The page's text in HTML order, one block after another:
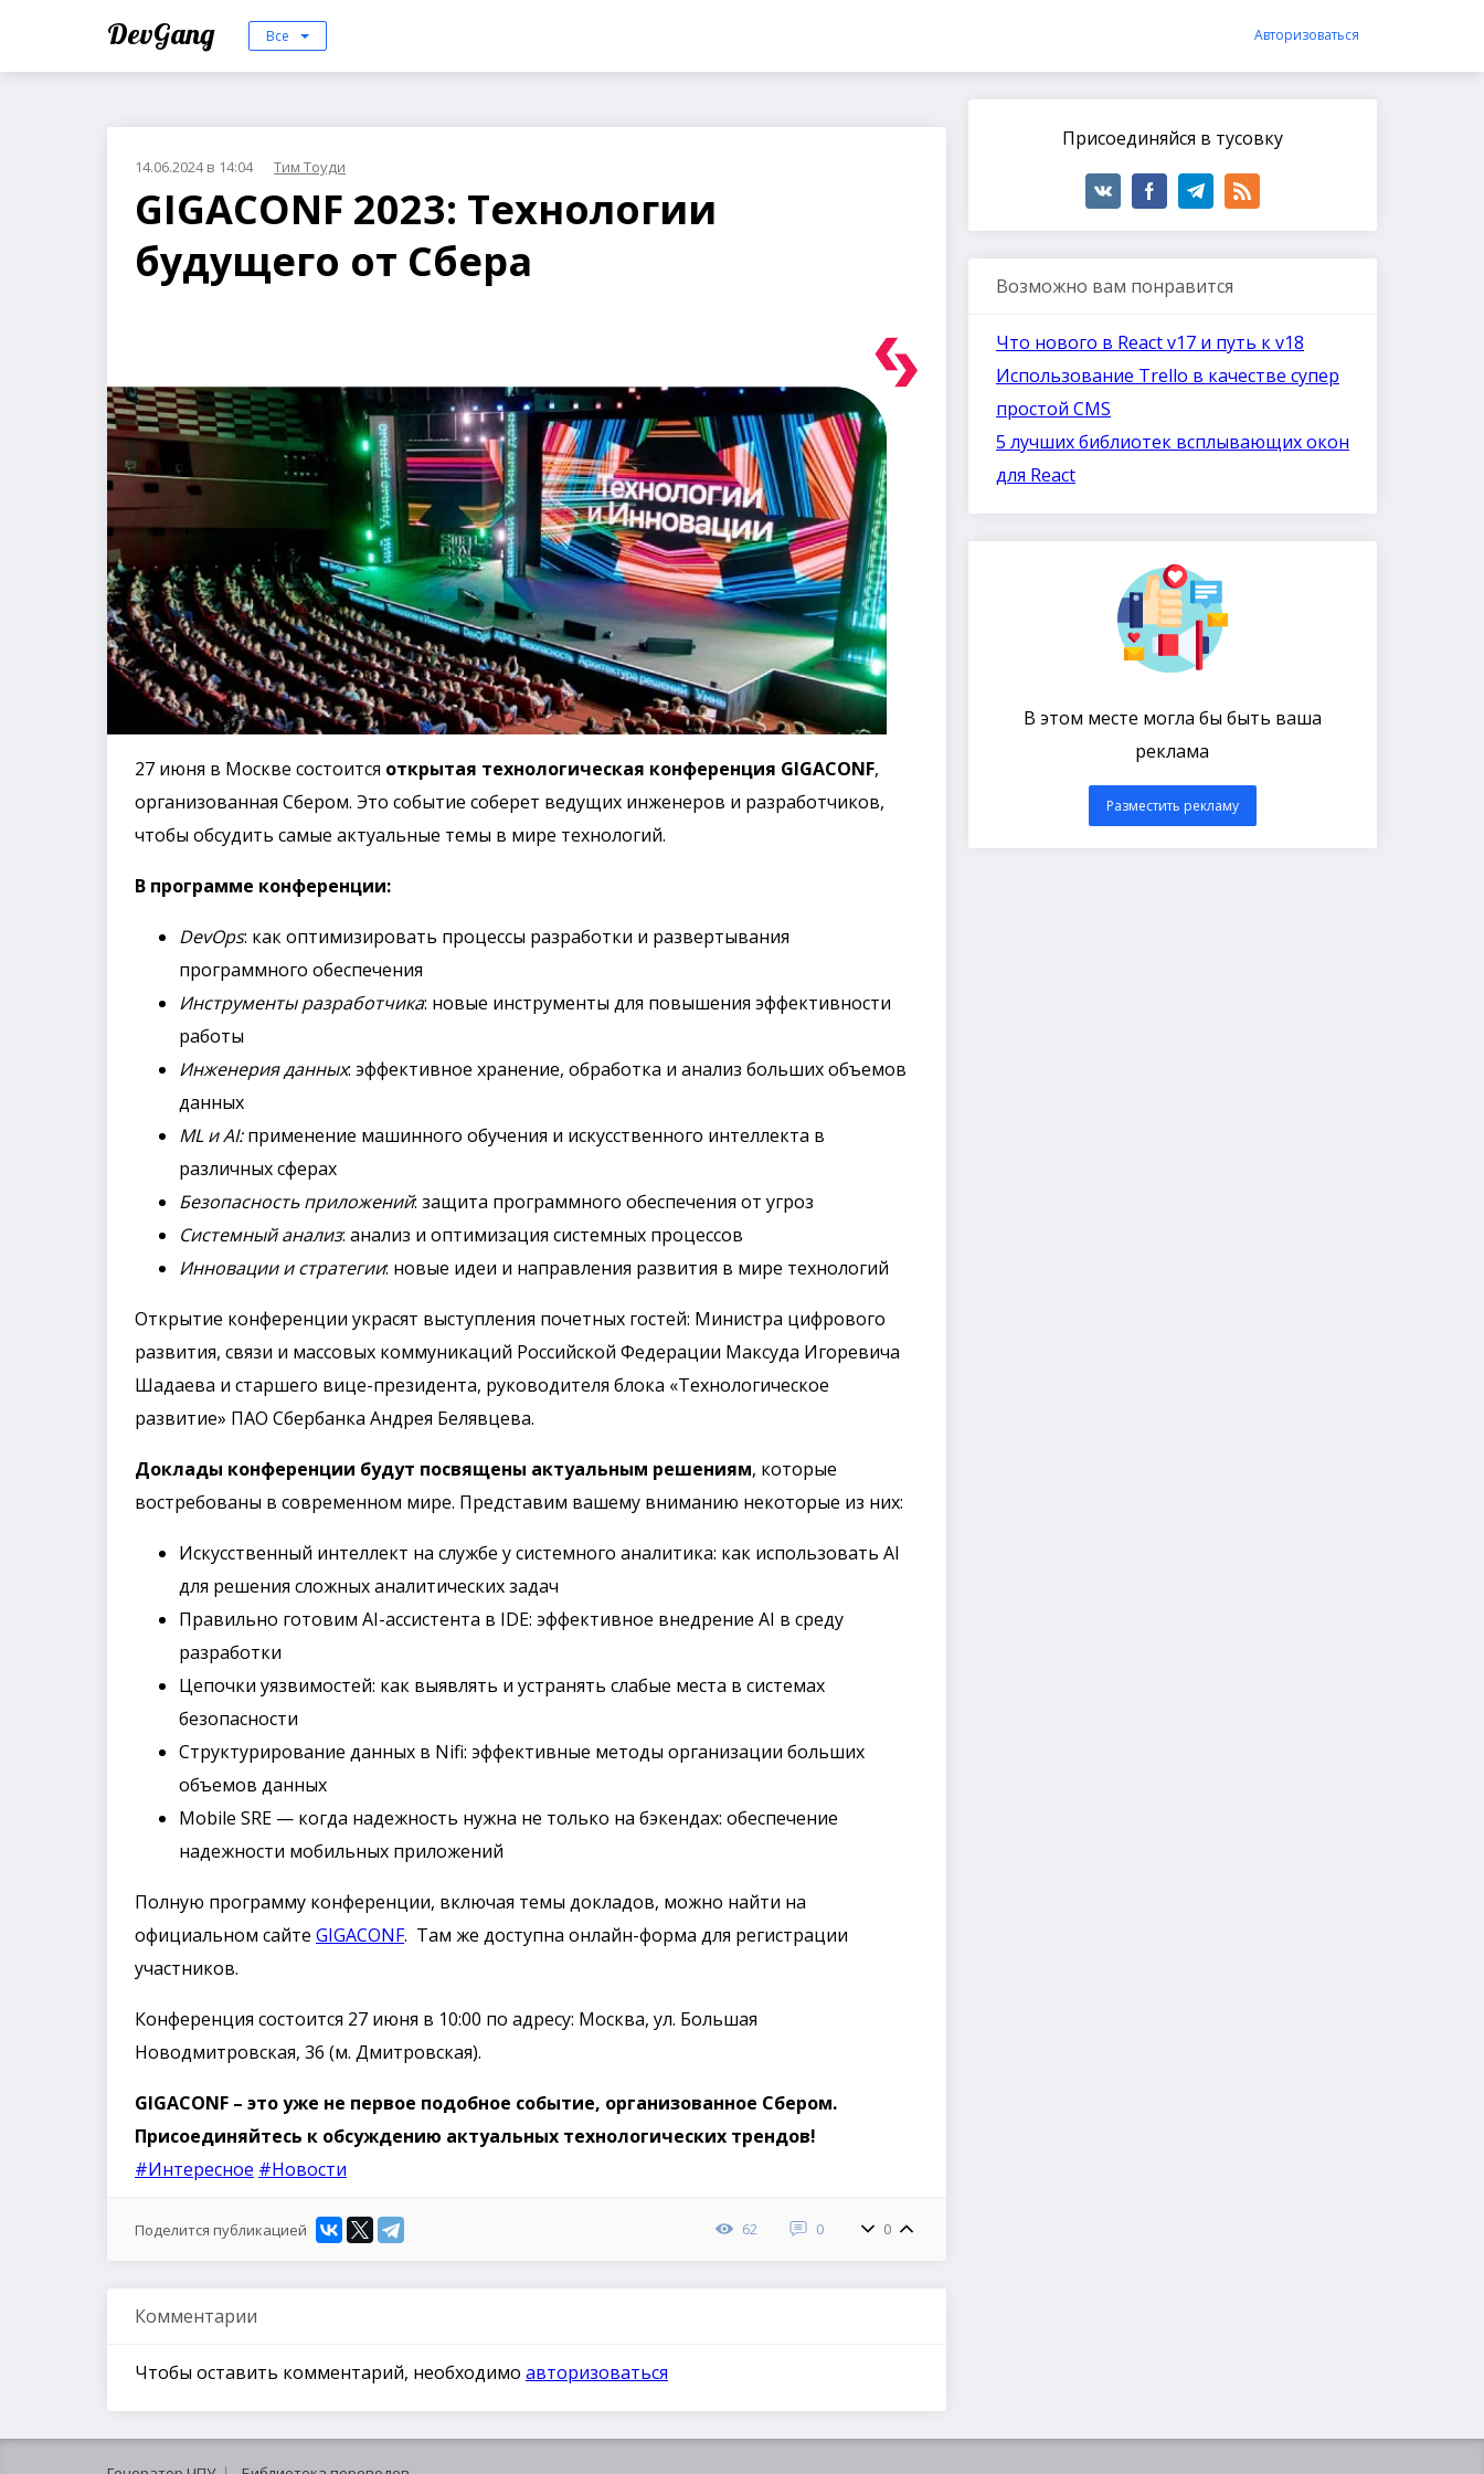
DevGang Все Авторизоваться
14.06.2024 в 14:04 Тим Тоуди
GIGACONF 2023: Технологии
будущего от Сбера
27 июня в Москве состоится открытая технологическая конференция GIGACONF,
организованная Сбером. Это событие соберет ведущих инженеров и разработчиков,
чтобы обсудить самые актуальные темы в мире технологий.
В программе конференции:
DevOps: как оптимизировать процессы разработки и развертывания
программного обеспечения
Инструменты разработчика: новые инструменты для повышения эффективности
работы
Инженерия данных: эффективное хранение, обработка и анализ больших объемов
данных
ML и AI:применение машинного обучения и искусственного интеллекта в
различных сферах
Безопасность приложений: защита программного обеспечения от угроз
Системный анализ: анализ и оптимизация системных процессов
Инновации и стратегии: новые идеи и направления развития в мире технологий
Открытие конференции украсят выступления почетных гостей: Министра цифрового
развития, связи и массовых коммуникаций Российской Федерации Максуда Игоревича
Шадаева и старшего вице-президента, руководителя блока «Технологическое
развитие»‎ ПАО Сбербанка Андрея Белявцева.
Доклады конференции будут посвящены актуальным решениям, которые
востребованы в современном мире. Представим вашему вниманию некоторые из них:
Искусственный интеллект на службе у системного аналитика: как использовать AI
для решения сложных аналитических задач
Правильно готовим AI-ассистента в IDE: эффективное внедрение AI в среду
разработки
Цепочки уязвимостей: как выявлять и устранять слабые места в системах
безопасности
Структурирование данных в Nifi: эффективные методы организации больших
объемов данных
Mobile SRE — когда надежность нужна не только на бэкендах: обеспечение
надежности мобильных приложений
Полную программу конференции, включая темы докладов, можно найти на
официальном сайте GIGACONF. Там же доступна онлайн-форма для регистрации
участников.
Конференция состоится 27 июня в 10:00 по адресу: Москва, ул. Большая
Новодмитровская, 36 (м. Дмитровская).
GIGACONF – это уже не первое подобное событие, организованное Сбером.
Присоединяйтесь к обсуждению актуальных технологических трендов!
#Интересное #Новости
Поделится публикацией 62 0 0
Комментарии
Чтобы оставить комментарий, необходимо авторизоваться
Присоединяйся в тусовку
Возможно вам понравится
Что нового в React v17 и путь к v18
Использование Trello в качестве супер
простой CMS
5 лучших библиотек всплывающих окон
для React
В этом месте могла бы быть ваша
реклама
Разместить рекламу